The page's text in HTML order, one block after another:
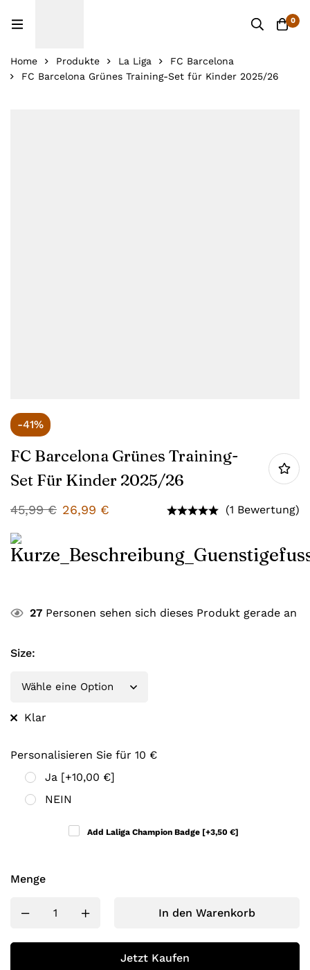
0
Home Produkte La Liga
FC Barcelona
FC Barcelona Grünes Training-Set für Kinder 2025/26
-41%
FC Barcelona Grünes Training-
Set Für Kinder 2025/26
45,99€ 26,99 € (1 Bewertung)
27 Personen sehen sich dieses Produkt gerade an
Size:
Klar
Personalisieren Sie für 10 €
Ja [+10,00 €]
NEIN
Add Laliga Champion Badge [+3,50 €]
Menge
In den Warenkorb
Jetzt Kaufen